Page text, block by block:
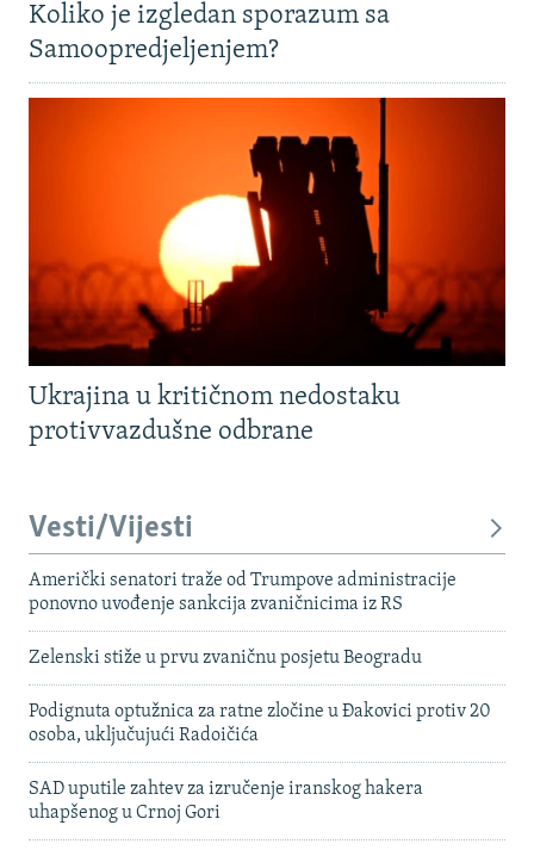
Koliko je izgledan sporazum sa
Samoopredjeljenjem?
Ukrajina u kritičnom nedostaku
protivvazdušne odbrane
Vesti/Vijesti
Američki senatori traže od Trumpove administracije
ponovno uvođenje sankcija zvaničnicima iz RS
Zelenski stiže u prvu zvaničnu posjetu Beogradu
Podignuta optužnica za ratne zločine u Đakovici protiv 20
osoba, uključujući Radoičića
SAD uputile zahtev za izručenje iranskog hakera
uhapšenog u Crnoj Gori